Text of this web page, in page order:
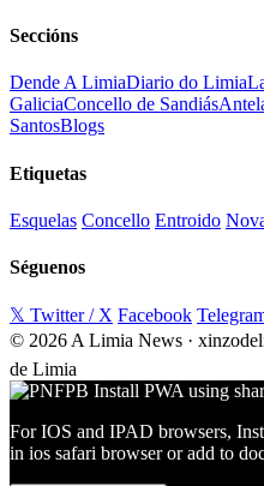
Seccións
Dende A LimiaDiario do Limia
GaliciaConcello de Sandiás
SantosBlogs
Etiquetas
Esquelas Concello Entroido
Séguenos
𝕏 Twitter / X Facebook
© 2026 A Limia News ·
de Limia
For IOS and IPAD browsers,
in ios safari browser or add to